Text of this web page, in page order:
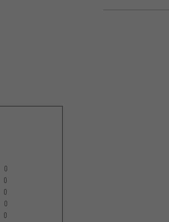
0
0
0
0
0